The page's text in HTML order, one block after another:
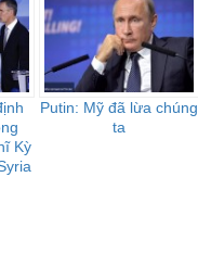
Kỳ
Putin: Mỹ đã lừa chúng
ta